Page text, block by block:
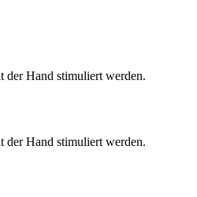
der Hand stimuliert werden.
der Hand stimuliert werden.